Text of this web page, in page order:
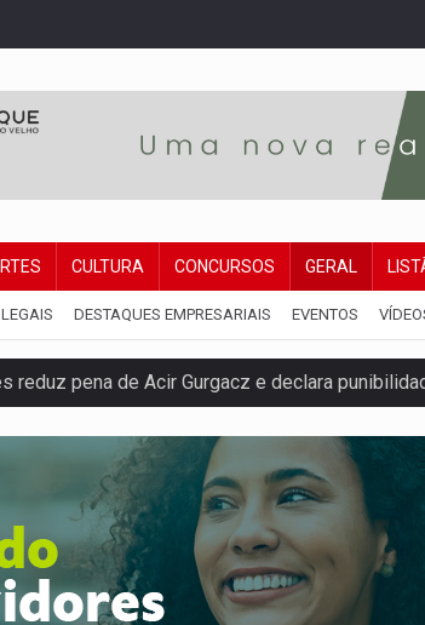
CULTURA CONCURSOS GERAL
DESTAQUES EMPRESARIAIS EVENTOS
reduz pena de Acir Gurgacz e declara
Antônio Ocampo lança livro sobre a
a deputada federal do PL salta R$ 1 mil para
de 200 porções de drogas
fundiária da comunidade Nova Colina
Empreendedora segue no Espaço